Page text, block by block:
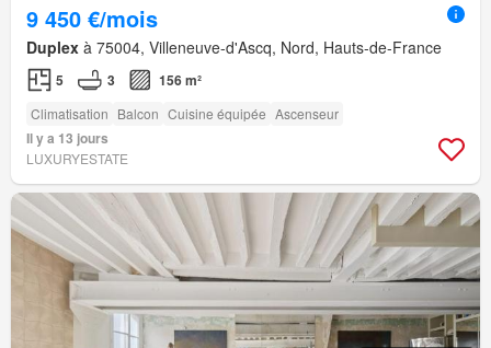
9 450 €/mois
Duplex à 75004, Villeneuve-d'Ascq, Nord, Hauts-de-France
5 3 156 m²
Climatisation Balcon Cuisine équipée Ascenseur
Il y a 13 jours
LUXURYESTATE